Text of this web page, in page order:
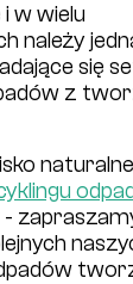
w wielu
należy
się
z